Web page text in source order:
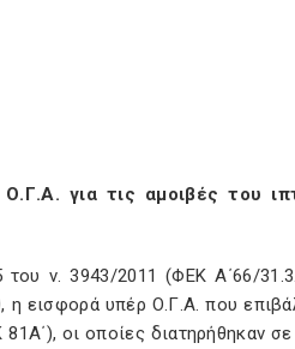
για τις αμοιβές του
ν. 3943/2011 (ΦΕΚ Α΄66/
η εισφορά υπέρ Ο.Γ.Α. που
οι οποίες διατηρήθηκαν